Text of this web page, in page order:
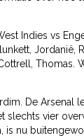
Indies vs
Jordanië,
Thomas.
De Arsenal
slechts vier
is nu